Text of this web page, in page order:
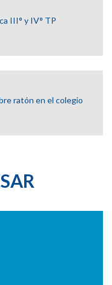
III° y IV° TP
ratón en el colegio